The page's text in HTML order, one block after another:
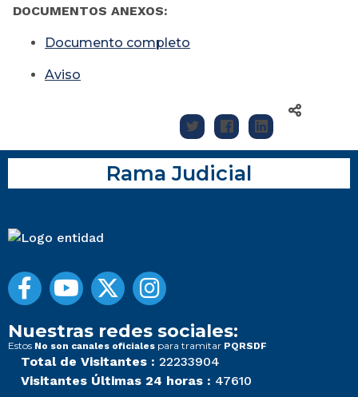
DOCUMENTOS ANEXOS:
Documento completo
Aviso
Rama Judicial
Nuestras redes sociales:
Estos No son canales oficiales para tramitar PQRSDF
Total de Visitantes : 22233904
Visitantes Últimas 24 horas : 47610